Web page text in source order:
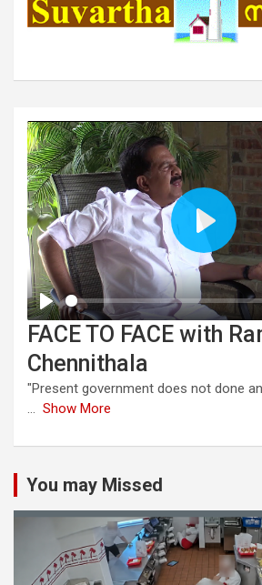
FACE TO FACE with
Chennithala
"Present government does not done
... Show More
You may Missed